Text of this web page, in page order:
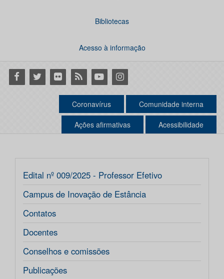
Bibliotecas
Acesso à informação
Facebook
Twitter Flickr RSS YoutubeInstagram
Coronavírus Comunidade interna
Ações afirmativas Acessibilidade
Edital nº 009/2025 - Professor Efetivo
Campus de Inovação de Estância
Contatos
Docentes
Conselhos e comissões
Publicações